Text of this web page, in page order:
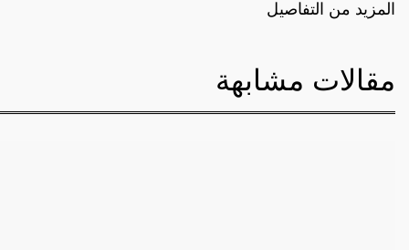
المزيد من التفاصيل
مقالات مشابهة